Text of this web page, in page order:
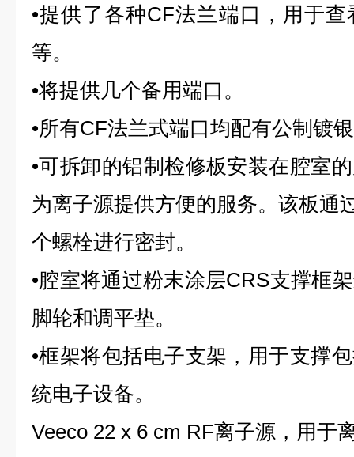
•提供了各种CF法兰端口，用于
等。
•将提供几个备用端口。
•所有CF法兰式端口均配有公制镀
•可拆卸的铝制检修板安装在腔室
为离子源提供方便的服务。该板通
个螺栓进行密封。
•腔室将通过粉末涂层CRS支撑框
脚轮和调平垫。
•框架将包括电子支架，用于支撑
统电子设备。
Veeco 22 x 6 cm RF离子源，用于